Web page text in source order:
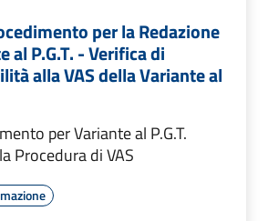
per la Redazione
al P.G.T. - Verifica di
alla VAS della Variante al
per Variante al P.G.T.
Procedura di VAS